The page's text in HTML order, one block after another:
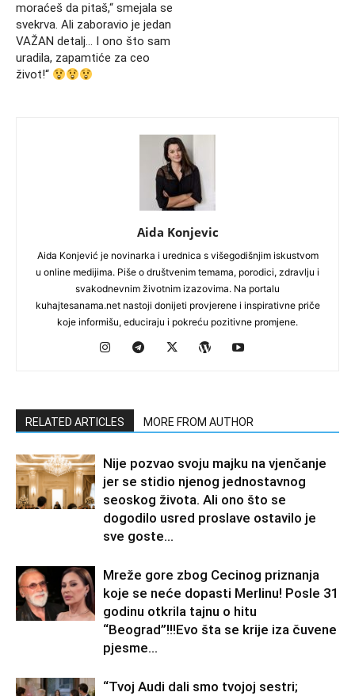
moraćeš da pitaš,“ smejala se
svekrva. Ali zaboravio je jedan
VAŽAN detalj… I ono što sam
uradila, zapamtiće za ceo
život!“
Aida Konjevic
Aida Konjević je novinarka i urednica s višegodišnjim iskustvom
u online medijima. Piše o društvenim temama, porodici, zdravlju i
svakodnevnim životnim izazovima. Na portalu
kuhajtesanama.net nastoji donijeti provjerene i inspirativne priče
koje informišu, educiraju i pokreću pozitivne promjene.
RELATED ARTICLES MORE FROM AUTHOR
Nije pozvao svoju majku na vjenčanje
jer se stidio njenog jednostavnog
seoskog života. Ali ono što se
dogodilo usred proslave ostavilo je
sve goste...
Mreže gore zbog Cecinog priznanja
koje se neće dopasti Merlinu! Posle 31
godinu otkrila tajnu o hitu
“Beograd”!!!Evo šta se krije iza čuvene
pjesme...
“Tvoj Audi dali smo tvojoj sestri;